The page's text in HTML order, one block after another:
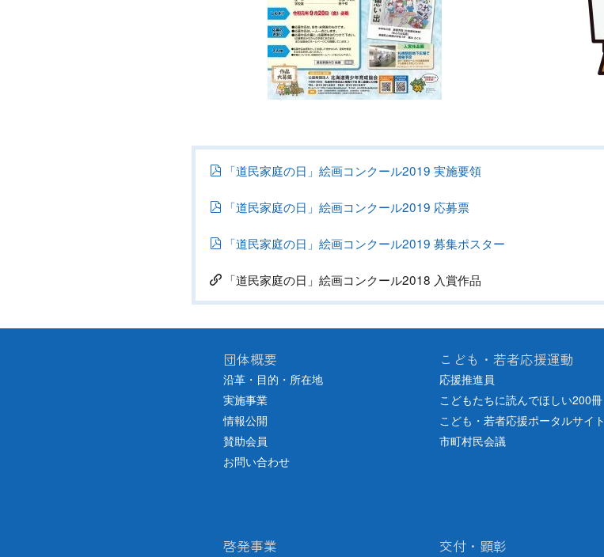
「道民家庭の日」絵画コンクール2019 実施要領
「道民家庭の日」絵画コンクール2019 応募票
「道民家庭の日」絵画コンクール2019 募集ポスター
「道民家庭の日」絵画コンクール2018 入賞作品
団体概要
沿革・目的・所在地
実施事業
情報公開
賛助会員
お問い合わせ
こども・若者応援運動
応援推進員
こどもたちに読んでほしい200冊
こども・若者応援ポータルサイト
市町村民会議
啓発事業 交付・顕彰